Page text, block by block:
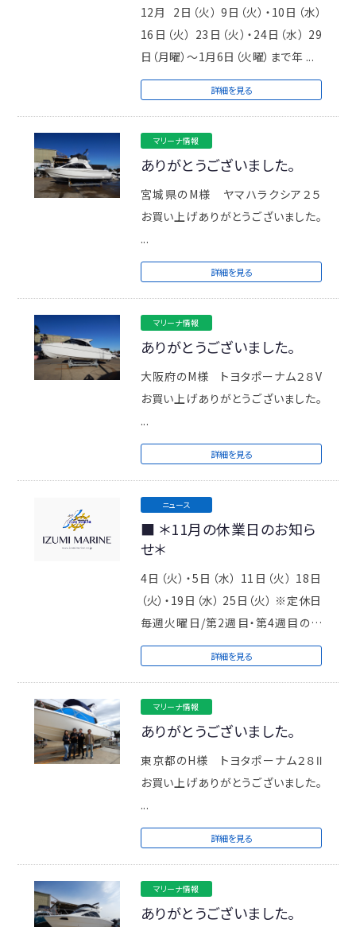
12月 2日（火） 9日（火）・10日（水）
16日（火） 23日（火）・24日（水） 29
日（月曜）～1月6日（火曜）まで年 ...
詳細を見る
マリーナ情報
ありがとうございました。
宮城県のM様 ヤマハラクシア２５
お買い上げありがとうございました。
...
詳細を見る
マリーナ情報
ありがとうございました。
大阪府のM様 トヨタポーナム２８V
お買い上げありがとうございました。
...
詳細を見る
ニュース
■ ＊11月の休業日のお知ら
せ＊
4日（火）・5日（水） 11日（火） 18日
（火）・19日（水） 25日（火） ※定休日
毎週火曜日/第2週目・第4週目の水
曜日 ...
詳細を見る
マリーナ情報
ありがとうございました。
東京都のH様 トヨタポーナム２８Ⅱ
お買い上げありがとうございました。
...
詳細を見る
マリーナ情報
ありがとうございました。